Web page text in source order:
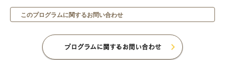
このプログラムに関するお問い合わせ
プログラムに関するお問い合わせ